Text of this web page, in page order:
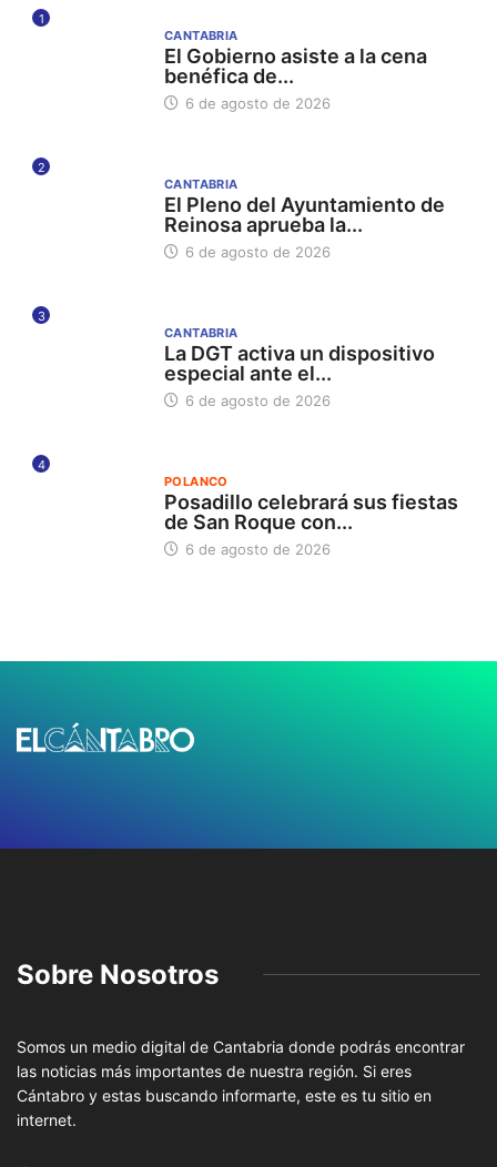
1
CANTABRIA
El Gobierno asiste a la cena
benéfica de...
6 de agosto de 2026
2
CANTABRIA
El Pleno del Ayuntamiento de
Reinosa aprueba la...
6 de agosto de 2026
3
CANTABRIA
La DGT activa un dispositivo
especial ante el...
6 de agosto de 2026
4
POLANCO
Posadillo celebrará sus fiestas
de San Roque con...
6 de agosto de 2026
Sobre Nosotros
Somos un medio digital de Cantabria donde podrás encontrar
las noticias más importantes de nuestra región. Si eres
Cántabro y estas buscando informarte, este es tu sitio en
internet.